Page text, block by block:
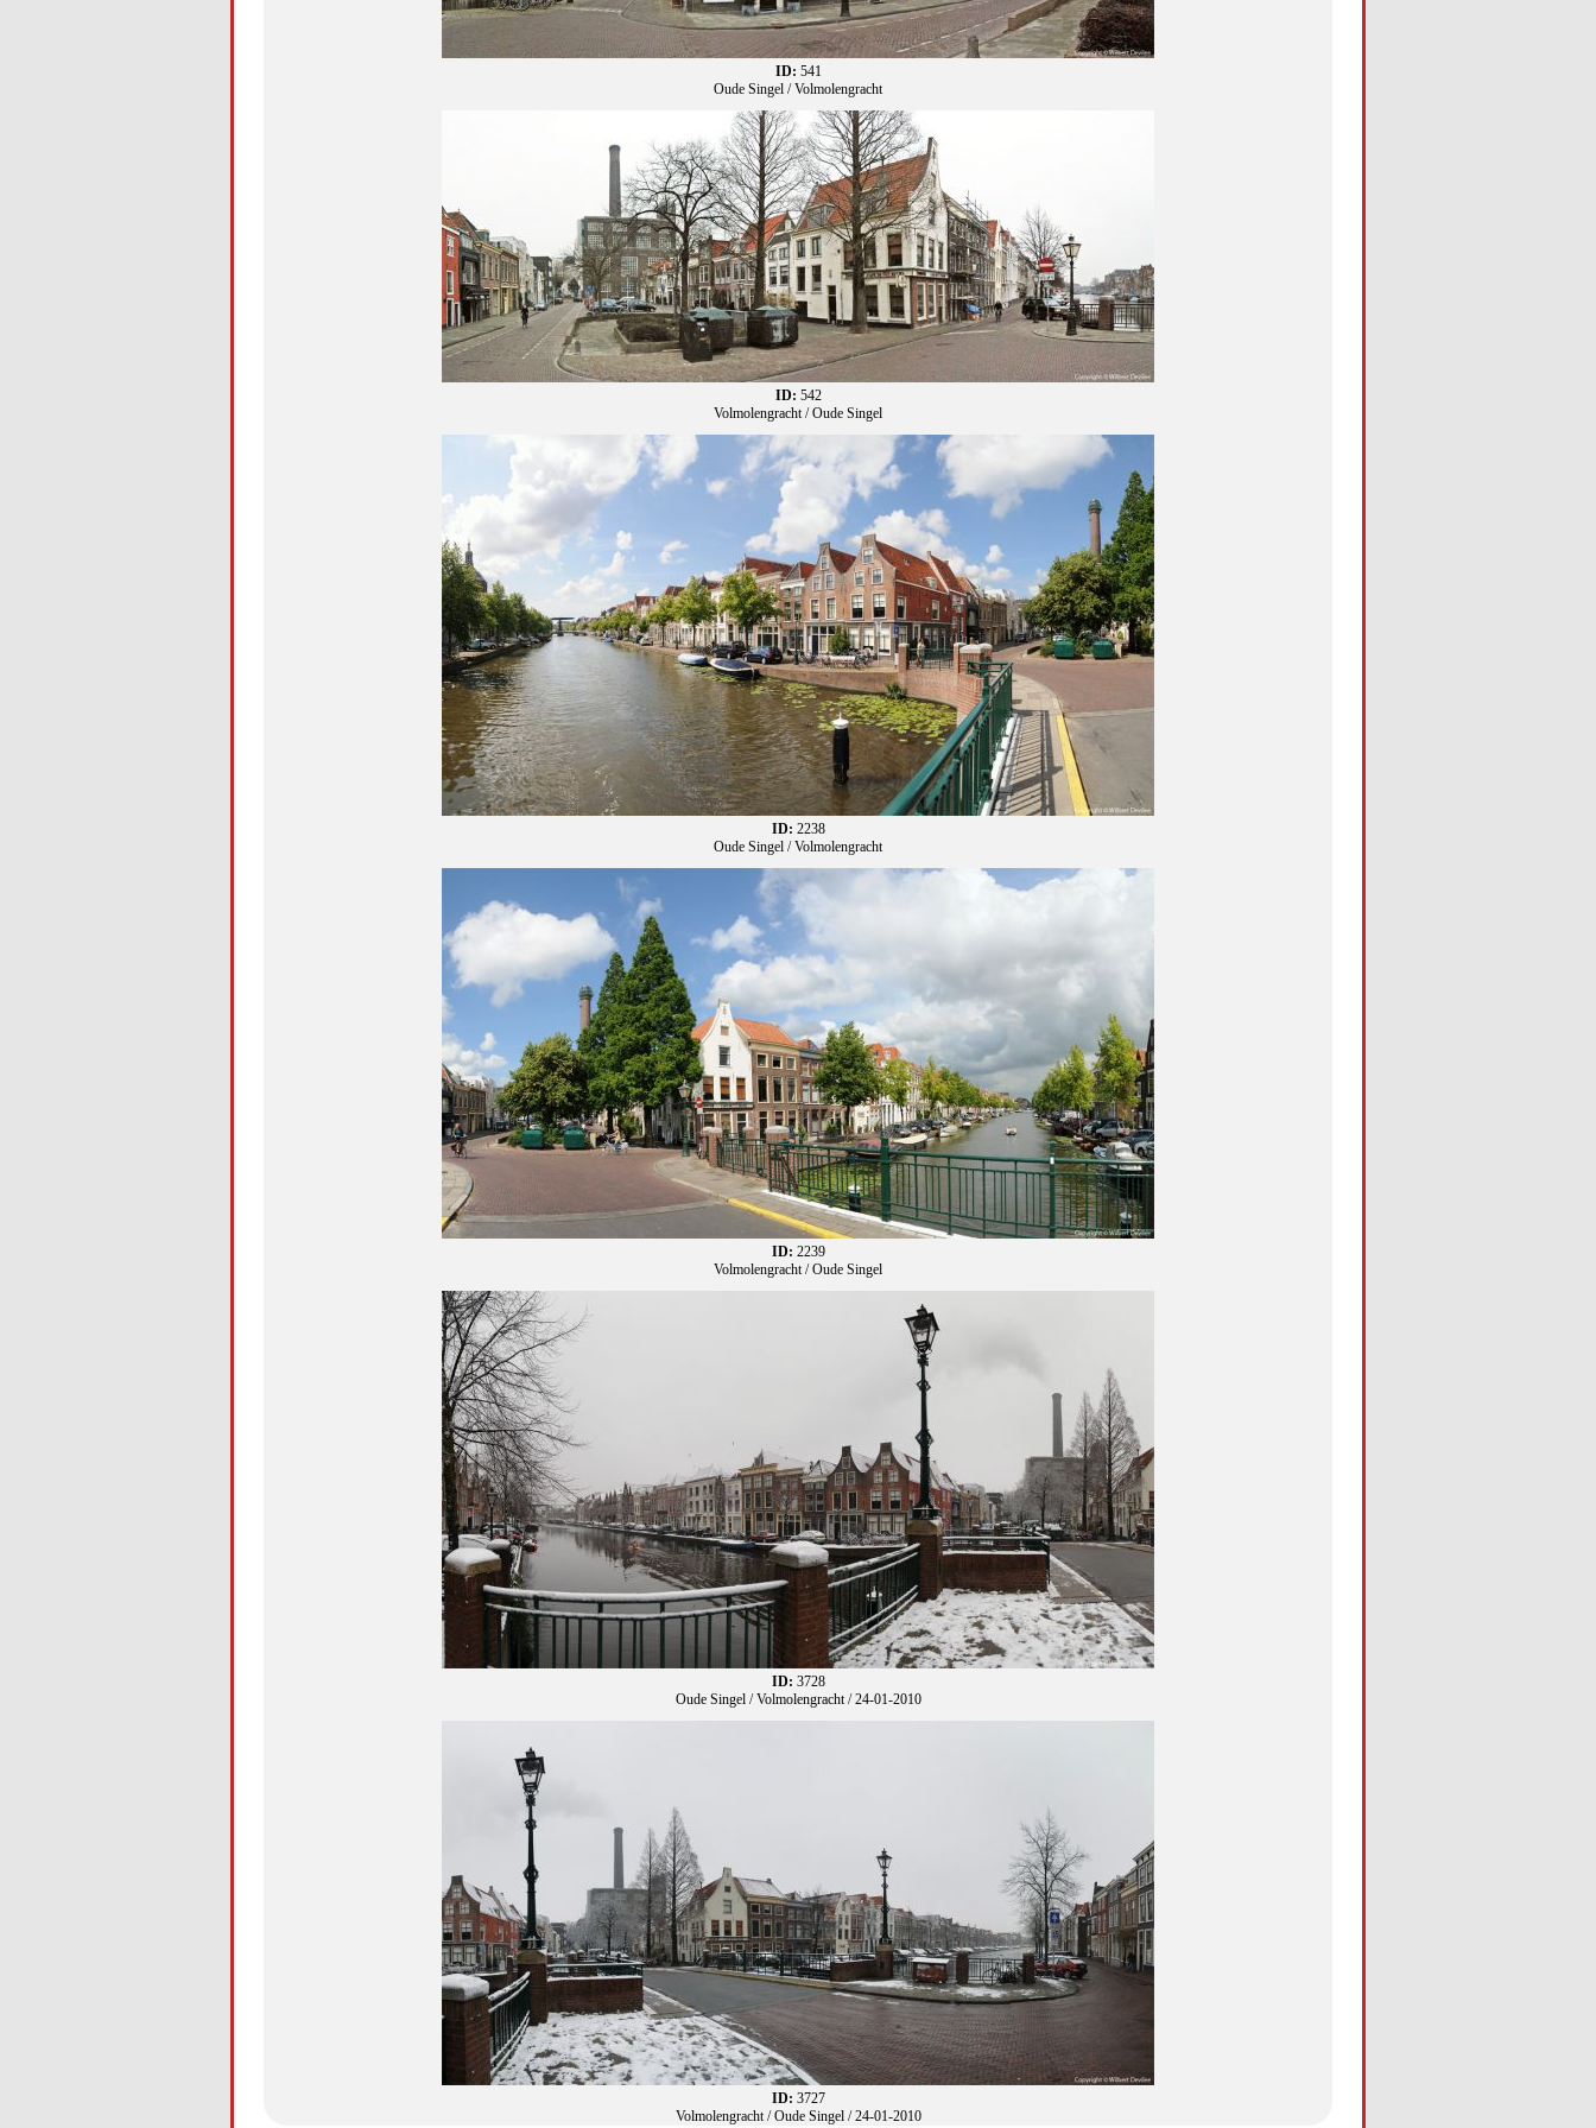
ID: 541
Oude Singel / Volmolengracht
ID: 542
Volmolengracht / Oude Singel
ID: 2238
Oude Singel / Volmolengracht
ID: 2239
Volmolengracht / Oude Singel
ID: 3728
Oude Singel / Volmolengracht / 24-01-2010
ID: 3727
Volmolengracht / Oude Singel / 24-01-2010